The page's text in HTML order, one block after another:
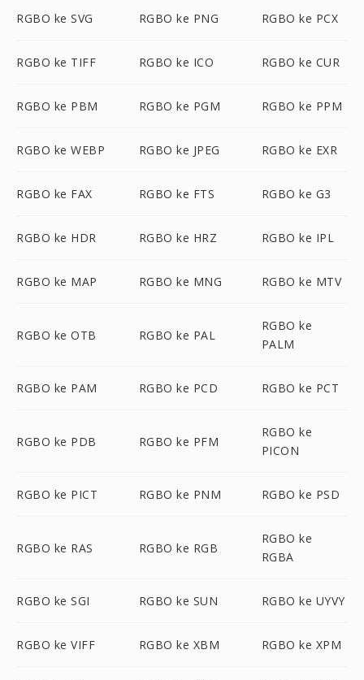
RGBO ke SVG RGBO ke PNG RGBO ke PCX
RGBO ke TIFF RGBO ke ICO RGBO ke CUR
RGBO ke PBM RGBO ke PGM RGBO ke PPM
RGBO ke WEBP RGBO ke JPEG RGBO ke EXR
RGBO ke FAX RGBO ke FTS RGBO ke G3
RGBO ke HDR RGBO ke HRZ RGBO ke IPL
RGBO ke MAP RGBO ke MNG RGBO ke MTV
RGBO ke OTB RGBO ke PAL
RGBO ke
PALM
RGBO ke PAM RGBO ke PCD RGBO ke PCT
RGBO ke PDB RGBO ke PFM
RGBO ke
PICON
RGBO ke PICT RGBO ke PNM RGBO ke PSD
RGBO ke RAS RGBO ke RGB
RGBO ke
RGBA
RGBO ke SGI RGBO ke SUN RGBO ke UYVY
RGBO ke VIFF RGBO ke XBM RGBO ke XPM